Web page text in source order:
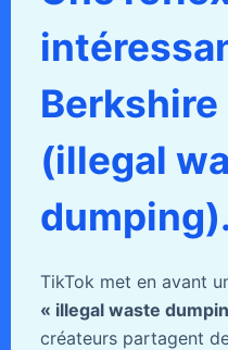
(illegal
TikTok met en avant
« illegal waste
créateurs partagent